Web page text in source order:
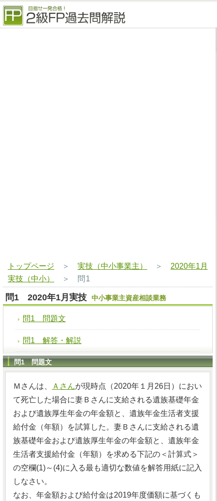
トップページ ＞ 実技（中小事業主） ＞ 2020年1月
実技（中小）
＞ 問1
問1 2020年1月実技 中小事業主資産相談業務
問1 問題文
問1 解答・解説
問1 問題文
Ｍさんは、 Ａさんが現時点（2020年１月26日）におい
て死亡した場合に妻Ｂさんに支給される遺族基礎年金
および遺族厚生年金の年金額と、遺族年金生活者支援
給付金（年額）を試算した。妻Ｂさんに支給される遺
族基礎年金および遺族厚生年金の年金額と、遺族年金
生活者支援給付金（年額）を求める下記の＜計算式＞
の空欄(1)～(4)に入る最も適切な数値を解答用紙に記入
しなさい。
なお、年金額および給付金は2019年度価額に基づくも